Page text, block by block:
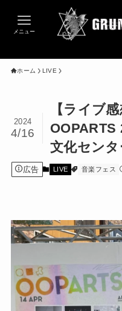
メニュー
ホーム LIVE
【ライブ
OOPARTS
文化センタ
2024
4/16
広告 LIVE 音楽フェス